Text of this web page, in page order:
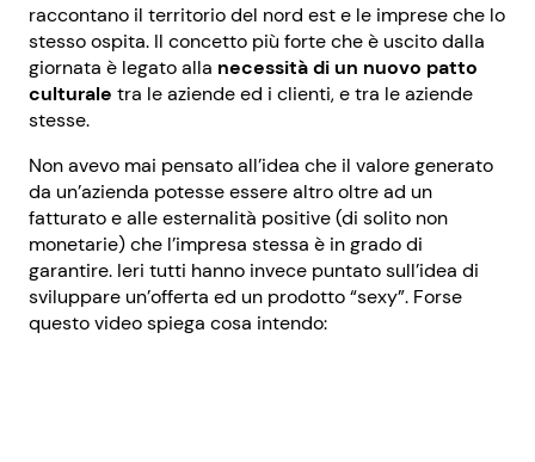
raccontano il territorio del nord est e le imprese che lo
stesso ospita. Il concetto più forte che è uscito dalla
giornata è legato alla necessità di un nuovo patto
culturale tra le aziende ed i clienti, e tra le aziende
stesse.
Non avevo mai pensato all’idea che il valore generato
da un’azienda potesse essere altro oltre ad un
fatturato e alle esternalità positive (di solito non
monetarie) che l’impresa stessa è in grado di
garantire. Ieri tutti hanno invece puntato sull’idea di
sviluppare un’offerta ed un prodotto “sexy”. Forse
questo video spiega cosa intendo: